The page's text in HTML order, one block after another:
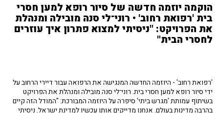
הוקמה יוזמה חדשה של סיור רופא למען חסרי
בית 'רפואת רחוב' • רוני־לי סנה מובילה ומנהלת
את הפרויקט: "ניסיתי למצוא פתרון איך עוזרים
לחסרי הבית"
'רפואת רחוב' - היוזמה החדשה המנגישה את הרפואה עבור דיירי הרחוב על
ידי סיור רופא למען חסרי בית. רוני־לי סנה מובילה ומנהלת את הפרויקט
בשיתוף עמותת 'מגרש ביתי' סיפרה על היוזמה המבורכת: "המודל הזה קיים
בהרבה מדינות בעולם. אנחנו מדייקים אותו עכשיו למדינת ישראל. ניסיתי